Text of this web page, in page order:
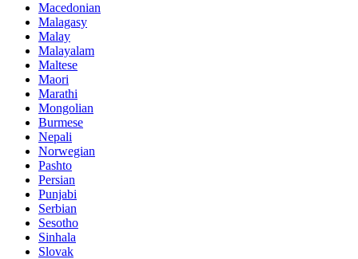
Macedonian
Malagasy
Malay
Malayalam
Maltese
Maori
Marathi
Mongolian
Burmese
Nepali
Norwegian
Pashto
Persian
Punjabi
Serbian
Sesotho
Sinhala
Slovak